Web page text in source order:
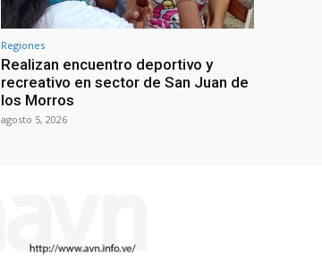
Regiones
Realizan encuentro deportivo y
recreativo en sector de San Juan de
los Morros
agosto 5, 2026